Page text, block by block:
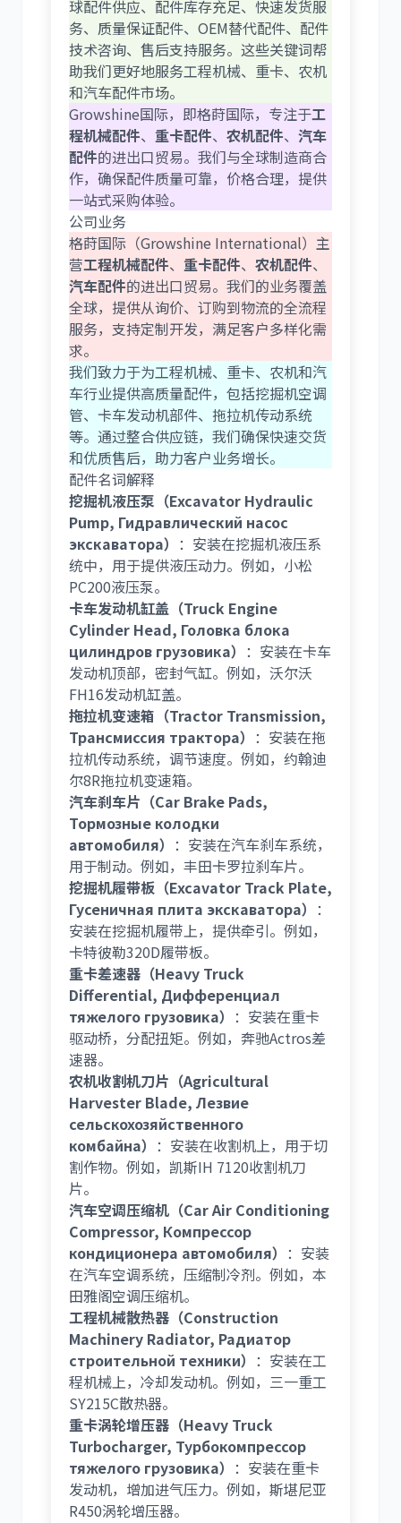
尼桑 依维柯
球配件供应、配件库存充足、快速发货服
务、质量保证配件、OEM替代配件、配件
技术咨询、售后支持服务。这些关键词帮
助我们更好地服务工程机械、重卡、农机
和汽车配件市场。
Growshine国际，即格莳国际，专注于工
程机械配件、 重卡配件、 农机配件、 汽车
配件的进出口贸易。我们与全球制造商合
作，确保配件质量可靠，价格合理，提供
一站式采购体验。
公司业务
格莳国际（Growshine International）主
营工程机械配件、 重卡配件、 农机配件、
汽车配件的进出口贸易。我们的业务覆盖
全球，提供从询价、订购到物流的全流程
服务，支持定制开发，满足客户多样化需
求。
我们致力于为工程机械、重卡、农机和汽
车行业提供高质量配件，包括挖掘机空调
管、卡车发动机部件、拖拉机传动系统
等。通过整合供应链，我们确保快速交货
和优质售后，助力客户业务增长。
配件名词解释
挖掘机液压泵（Excavator Hydraulic
Pump, Гидравлический насос
экскаватора） ：安装在挖掘机液压系
统中，用于提供液压动力。例如，小松
PC200液压泵。
卡车发动机缸盖（Truck Engine
Cylinder Head, Головка блока
цилиндров грузовика） ：安装在卡车
发动机顶部，密封气缸。例如，沃尔沃
FH16发动机缸盖。
拖拉机变速箱（Tractor Transmission,
Трансмиссия трактора） ：安装在拖
拉机传动系统，调节速度。例如，约翰迪
尔8R拖拉机变速箱。
汽车刹车片（Car Brake Pads,
Тормозные колодки
автомобиля） ：安装在汽车刹车系统，
用于制动。例如，丰田卡罗拉刹车片。
挖掘机履带板（Excavator Track Plate,
Гусеничная плита экскаватора） ：
安装在挖掘机履带上，提供牵引。例如，
卡特彼勒320D履带板。
重卡差速器（Heavy Truck
Differential, Дифференциал
тяжелого грузовика） ：安装在重卡
驱动桥，分配扭矩。例如，奔驰Actros差
速器。
农机收割机刀片（Agricultural
Harvester Blade, Лезвие
сельскохозяйственного
комбайна） ：安装在收割机上，用于切
割作物。例如，凯斯IH 7120收割机刀
片。
汽车空调压缩机（Car Air Conditioning
Compressor, Компрессор
кондиционера автомобиля） ：安装
在汽车空调系统，压缩制冷剂。例如，本
田雅阁空调压缩机。
工程机械散热器（Construction
Machinery Radiator, Радиатор
строительной техники） ：安装在工
程机械上，冷却发动机。例如，三一重工
SY215C散热器。
重卡涡轮增压器（Heavy Truck
Turbocharger, Турбокомпрессор
тяжелого грузовика） ：安装在重卡
发动机，增加进气压力。例如，斯堪尼亚
R450涡轮增压器。